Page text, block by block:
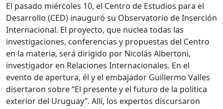
El pasado miércoles 10, el Centro de Estudios para el
Desarrollo (CED) inauguró su Observatorio de Inserción
Internacional. El proyecto, que nuclea todas las
investigaciones, conferencias y propuestas del Centro
en la materia, será dirigido por Nicolás Albertoni,
investigador en Relaciones Internacionales. En el
evento de apertura, él y el embajador Guillermo Valles
disertaron sobre “El presente y el futuro de la política
exterior del Uruguay”. Allí, los expertos discursaron